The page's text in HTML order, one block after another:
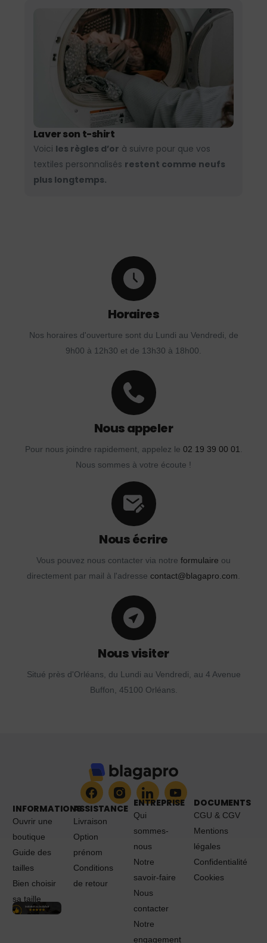
Laver son t-shirt
Voici les règles d’or à suivre pour que vos
textiles personnalisés restent comme neufs
plus longtemps.
Horaires
Nos horaires d'ouverture sont du Lundi au Vendredi, de
9h00 à 12h30 et de 13h30 à 18h00.
Nous appeler
Pour nous joindre rapidement, appelez le 02 19 39 00 01.
Nous sommes à votre écoute !
Nous écrire
Vous pouvez nous contacter via notre formulaire ou
directement par mail à l'adresse contact@blagapro.com.
Nous visiter
Situé près d'Orléans, du Lundi au Vendredi, au 4 Avenue
Buffon, 45100 Orléans.
INFORMATIONS
Ouvrir une
boutique
Guide des
tailles
Bien choisir
sa taille
ASSISTANCE
Livraison
Option
prénom
Conditions
de retour
ENTREPRISE
Qui
sommes-
nous
Notre
savoir-faire
Nous
contacter
Notre
engagement
DOCUMENTS
CGU & CGV
Mentions
légales
Confidentialité
Cookies